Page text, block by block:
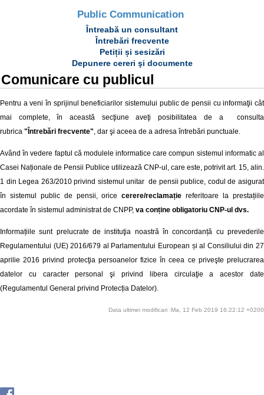
Public Communication
Întreabă un consultant
Întrebări frecvente
Petiții și sesizări
Depunere cereri şi documente
Comunicare cu publicul
Pentru a veni în sprijinul beneficiarilor sistemului public de pensii cu informaţii cât
mai complete, în această secţiune aveţi posibilitatea de a consulta
rubrica "Întrebări frecvente", dar şi aceea de a adresa întrebări punctuale.
Având în vedere faptul că modulele informatice care compun sistemul informatic al
Casei Naționale de Pensii Publice utilizează CNP-ul, care este, potrivit art. 15, alin.
1 din Legea 263/2010 privind sistemul unitar de pensii publice, codul de asigurat
în sistemul public de pensii, oricecerere/reclamație referitoare la prestațiile
acordate în sistemul administrat de CNPP, va conține obligatoriu CNP-ul dvs.
Informațiile sunt prelucrate de instituţia noastră în concordanță cu prevederile
Regulamentului (UE) 2016/679 al Parlamentului European și al Consiliului din 27
aprilie 2016 privind protecţia persoanelor fizice în ceea ce priveşte prelucrarea
datelor cu caracter personal şi privind libera circulaţie a acestor date
(Regulamentul General privind Protecția Datelor).
Data ultimei modificari :Ma, 12 Feb 2019 16:22:12 +0200